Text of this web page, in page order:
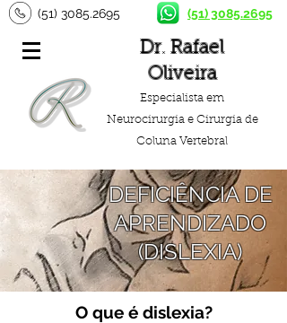
Dr. Rafael
Oliveira
Especialista em
Neurocirurgia e Cirurgia de
Coluna Vertebral
(51) 3085.2695 (51) 3085.2695
DEFICIÊNCIA DE
APRENDIZADO
(DISLEXIA)
O que é dislexia?